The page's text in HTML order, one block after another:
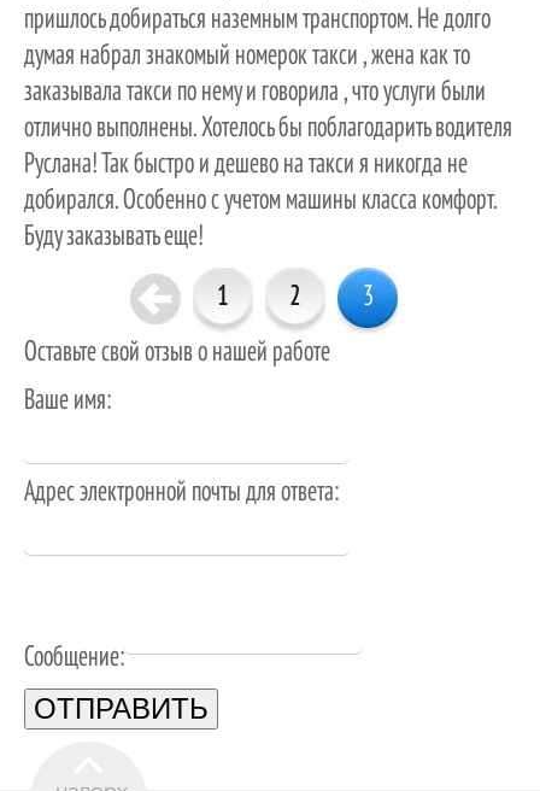
пришлось добираться наземным транспортом. Не долго
думая набрал знакомый номерок такси , жена как то
заказывала такси по нему и говорила , что услуги были
отлично выполнены. Хотелось бы поблагодарить водителя
Руслана! Так быстро и дешево на такси я никогда не
добирался. Особенно с учетом машины класса комфорт.
Буду заказывать еще!
1 2
3
Оставьте свой отзыв о нашей работе
Ваше имя:
Адрес электронной почты для ответа:
Сообщение:
ОТПРАВИТЬ